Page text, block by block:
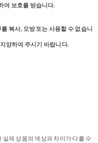
여 보호를 받습니다.
복사, 모방 또는 사용할 수 없습니
양하여 주시기 바랍니다.
제 상품의 색상과 차이가 다를 수